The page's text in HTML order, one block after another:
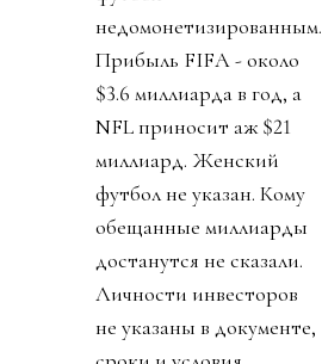
недомонетизированным.
Прибыль FIFA - около
$3.6 миллиарда в год, а
NFL приносит аж $21
миллиард. Женский
футбол не указан. Кому
обещанные миллиарды
достанутся не сказали.
Личности инвесторов
не указаны в документе,